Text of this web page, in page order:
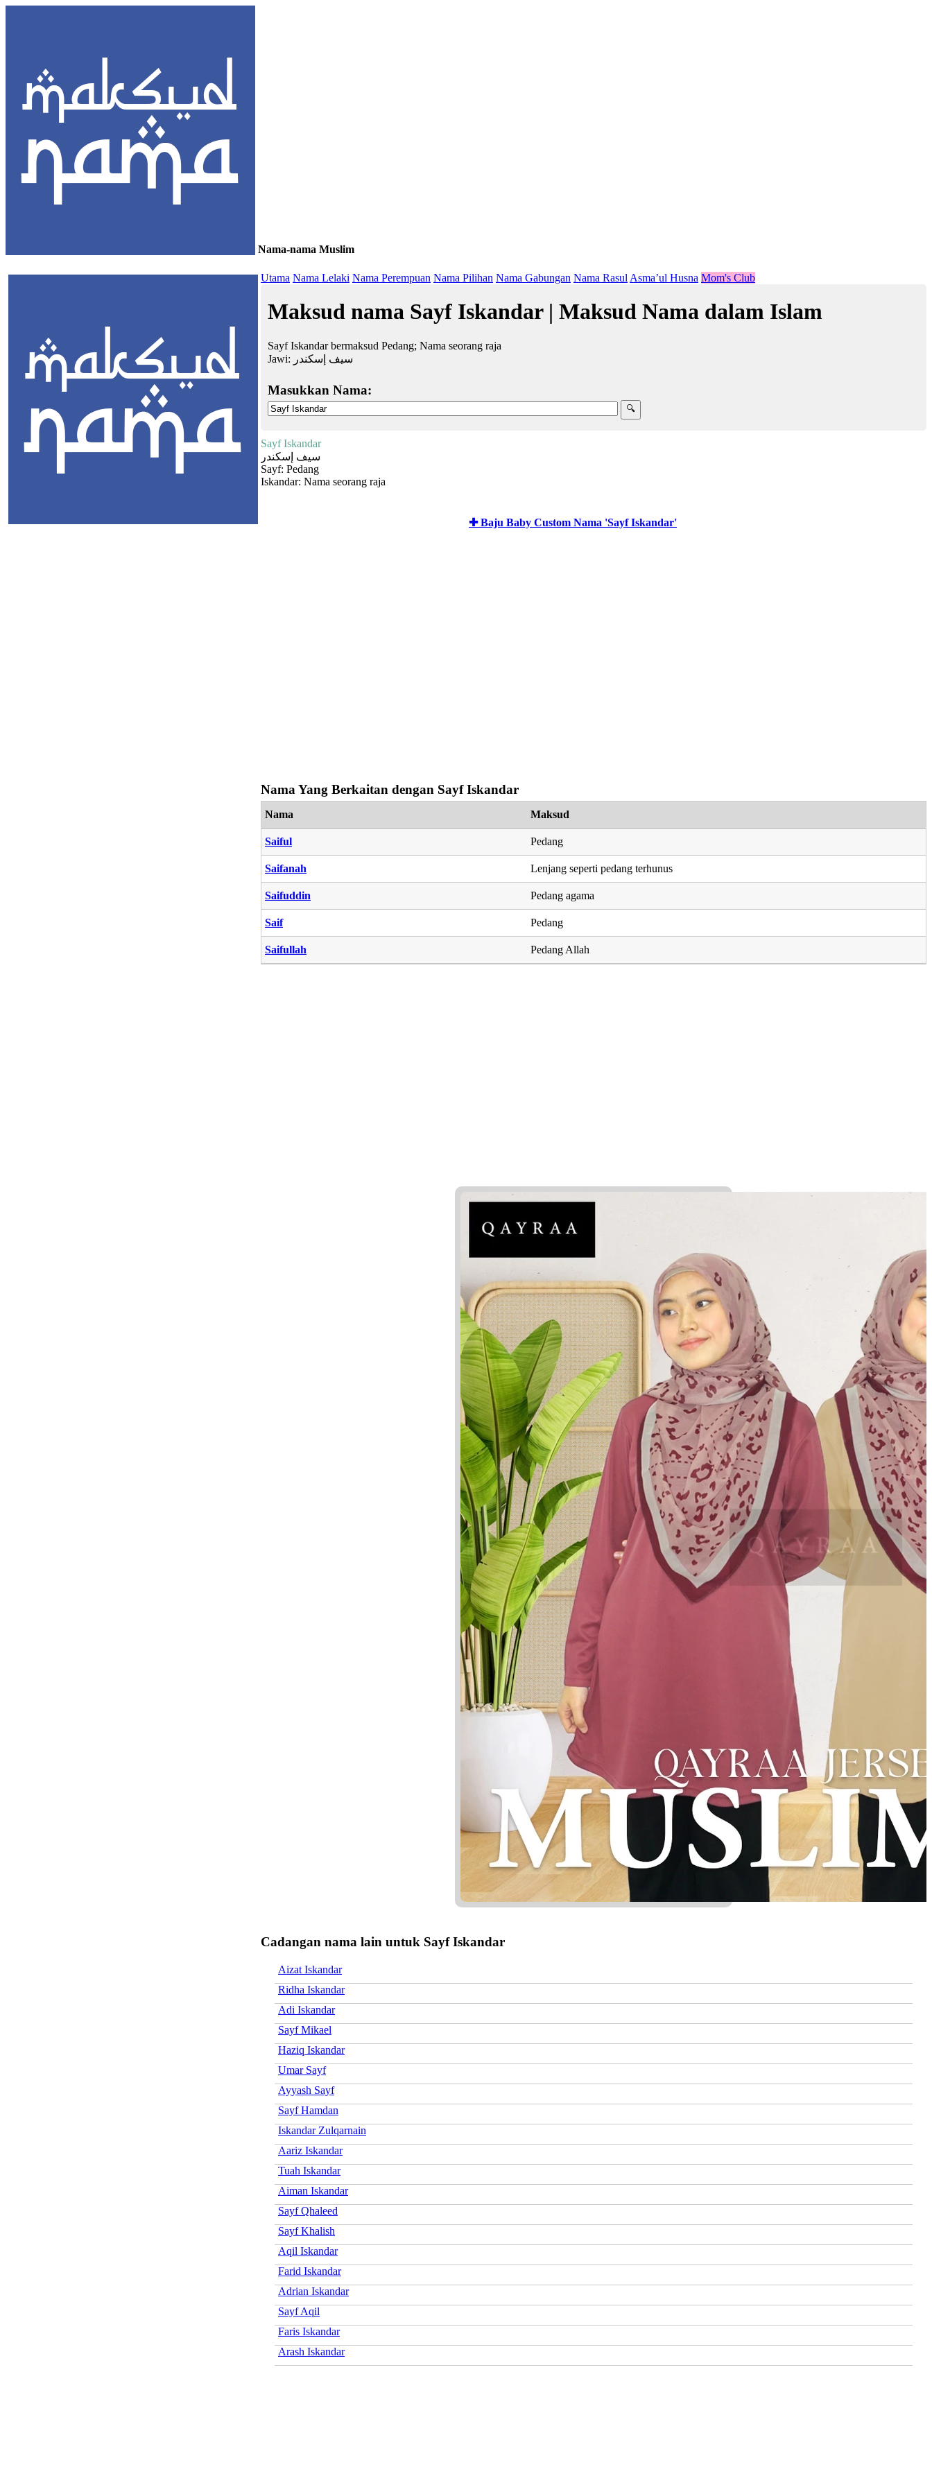
Nama-nama Muslim
Utama Nama Lelaki Nama Perempuan Nama Pilihan Nama Gabungan Nama Rasul Asma’ul Husna Mom's Club
Maksud nama Sayf Iskandar | Maksud Nama dalam Islam
Sayf Iskandar bermaksud Pedang; Nama seorang raja
Jawi: سيف إسكندر
Masukkan Nama:
Sayf Iskandar
سيف إسكندر
Sayf: Pedang
Iskandar: Nama seorang raja
✚ Baju Baby Custom Nama 'Sayf Iskandar'
Nama Yang Berkaitan dengan Sayf Iskandar
Nama Maksud
Saiful Pedang
Saifanah Lenjang seperti pedang terhunus
Saifuddin Pedang agama
Saif Pedang
Saifullah Pedang Allah
Cadangan nama lain untuk Sayf Iskandar
Aizat Iskandar
Ridha Iskandar
Adi Iskandar
Sayf Mikael
Haziq Iskandar
Umar Sayf
Ayyash Sayf
Sayf Hamdan
Iskandar Zulqarnain
Aariz Iskandar
Tuah Iskandar
Aiman Iskandar
Sayf Qhaleed
Sayf Khalish
Aqil Iskandar
Farid Iskandar
Adrian Iskandar
Sayf Aqil
Faris Iskandar
Arash Iskandar